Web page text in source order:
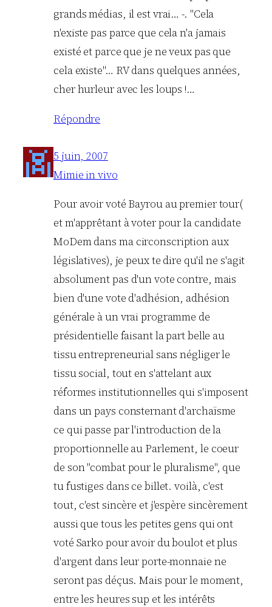
grands médias, il est vrai… -. "Cela
n'existe pas parce que cela n'a jamais
existé et parce que je ne veux pas que
cela existe"… RV dans quelques années,
cher hurleur avec les loups !…
Répondre
5 juin, 2007
Mimie in vivo
Pour avoir voté Bayrou au premier tour(
et m'apprêtant à voter pour la candidate
MoDem dans ma circonscription aux
législatives), je peux te dire qu'il ne s'agit
absolument pas d'un vote contre, mais
bien d'une vote d'adhésion, adhésion
générale à un vrai programme de
présidentielle faisant la part belle au
tissu entrepreneurial sans négliger le
tissu social, tout en s'attelant aux
réformes institutionnelles qui s'imposent
dans un pays consternant d'archaïsme
ce qui passe par l'introduction de la
proportionnelle au Parlement, le coeur
de son "combat pour le pluralisme", que
tu fustiges dans ce billet. voilà, c'est
tout, c'est sincère et j'espère sincèrement
aussi que tous les petites gens qui ont
voté Sarko pour avoir du boulot et plus
d'argent dans leur porte-monnaie ne
seront pas déçus. Mais pour le moment,
entre les heures sup et les intérêts